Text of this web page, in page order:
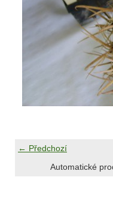
← Předchozí
Automatické